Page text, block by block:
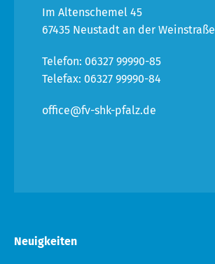
Im Altenschemel 45
67435 Neustadt an der Weinstraße
Telefon: 06327 99990-85
Telefax: 06327 99990-84
office@fv-shk-pfalz.de
Neuigkeiten